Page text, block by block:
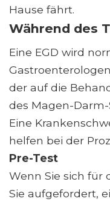
Hause fährt.
Während des
Eine EGD wird
der auf die
des Magen-
Eine
helfen bei der
Pre-Test
Wenn Sie sich für
Sie aufgefordert,